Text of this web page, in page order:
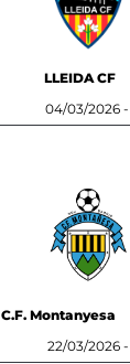
LLEIDA CF
04/03/2026 -
C.F. Montanyesa
22/03/2026 -